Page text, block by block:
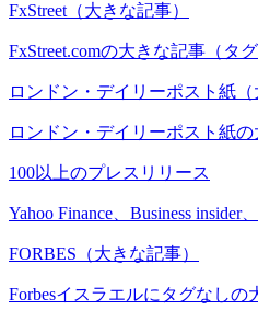
FxStreet（大きな記事）
FxStreet.comの大きな記事（タ
ロンドン・デイリーポスト紙（
ロンドン・デイリーポスト紙
100以上のプレスリリース
Yahoo Finance、Business
FORBES（大きな記事）
Forbesイスラエルにタグなし